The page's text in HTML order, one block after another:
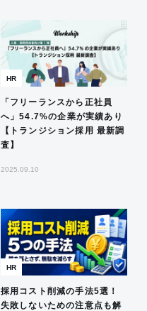
HR
「フリーランスから正社員
へ」54.7%の企業が実績あり
【トランジション採用 最新調
査】
2025.09.10
HR
採用コスト削減の手法5選！
失敗しないための注意点も解